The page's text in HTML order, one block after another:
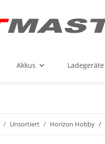
Akkus Ladegeräte
Unsortiert Horizon Hobby